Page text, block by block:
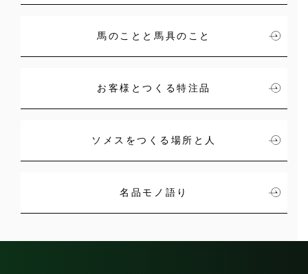
馬のことと馬具のこと
お客様とつくる特注品
ソメスをつくる場所と人
名品モノ語り